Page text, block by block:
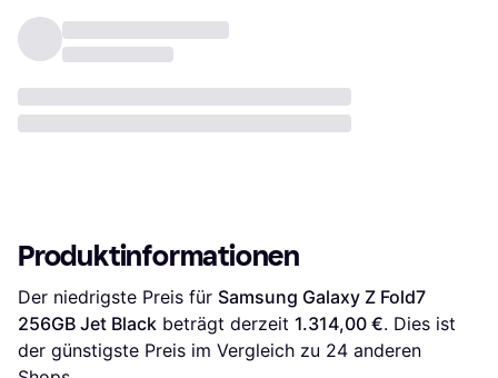
Produktinformationen
Der niedrigste Preis für Samsung Galaxy Z Fold7
256GB Jet Black beträgt derzeit 1.314,00 €. Dies ist
der günstigste Preis im Vergleich zu 24 anderen